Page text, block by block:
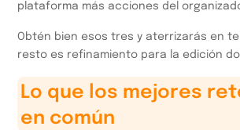
plataforma más acciones del
Obtén bien esos tres y aterrizarás en
resto es refinamiento para la edición
Lo que los mejores
en común